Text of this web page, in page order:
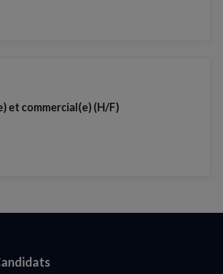
et commercial(e) (H/F)